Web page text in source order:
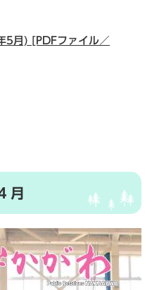
5月) [PDFファイル／
月